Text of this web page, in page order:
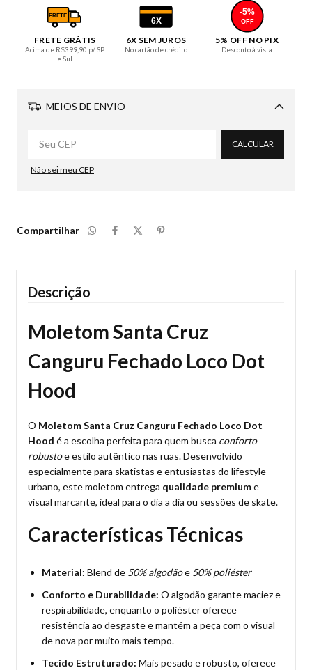
FRETE
FRETE GRÁTIS
Acima de R$399,90 p/ SP
e Sul
6X
6X SEM JUROS
No cartão de crédito
-5%
OFF
5% OFF NO PIX
Desconto à vista
MEIOS DE ENVIO
Alterar CEP
CALCULAR
Não sei meu CEP
Compartilhar
Descrição
Moletom Santa Cruz
Canguru Fechado Loco Dot
Hood
O Moletom Santa Cruz Canguru Fechado Loco Dot
Hood é a escolha perfeita para quem busca conforto
robustoe estilo autêntico nas ruas. Desenvolvido
especialmente para skatistas e entusiastas do lifestyle
urbano, este moletom entrega qualidade premiume
visual marcante, ideal para o dia a dia ou sessões de skate.
Características Técnicas
Material: Blend de 50% algodãoe 50% poliéster
Conforto e Durabilidade: O algodão garante maciez e
respirabilidade, enquanto o poliéster oferece
resistência ao desgaste e mantém a peça com o visual
de nova por muito mais tempo.
Tecido Estruturado: Mais pesado e robusto, oferece